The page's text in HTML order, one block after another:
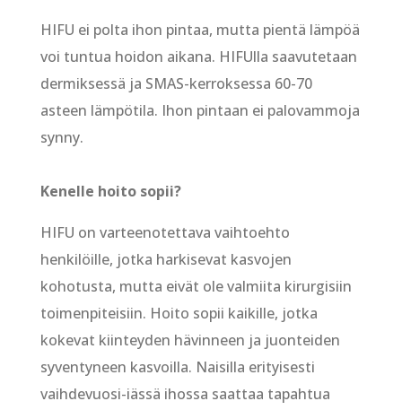
HIFU ei polta ihon pintaa, mutta pientä lämpöä
voi tuntua hoidon aikana. HIFUlla saavutetaan
dermiksessä ja SMAS-kerroksessa 60-70
asteen lämpötila. Ihon pintaan ei palovammoja
synny.
Kenelle hoito sopii?
HIFU on varteenotettava vaihtoehto
henkilöille, jotka harkisevat kasvojen
kohotusta, mutta eivät ole valmiita kirurgisiin
toimenpiteisiin. Hoito sopii kaikille, jotka
kokevat kiinteyden hävinneen ja juonteiden
syventyneen kasvoilla. Naisilla erityisesti
vaihdevuosi-iässä ihossa saattaa tapahtua